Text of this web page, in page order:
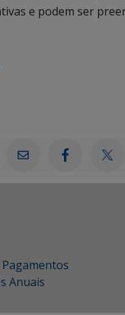
e podem ser
Anuais